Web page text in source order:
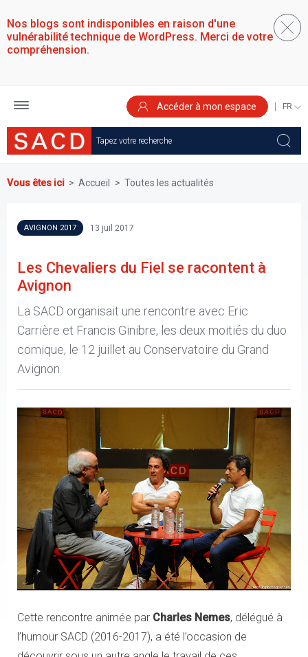
au
contenu
principal
Nos blogs sont indisponibles en raison d'une
vulnérabilité technique de WordPress. Merci de votre
compréhension.
Accéder à mon espace
YOUR
Vous êtes ici Accueil Toutes les actualités
AVIGNON 2017 13 juil 2017
Les Chevaliers du Fiel se racontent à
Avignon
La SACD organisait une rencontre avec Eric
Carrière et Francis Ginibre, les deux moitiés du duo
comique, le 12 juillet au Conservatoire du Grand
Avignon.
Cette rencontre animée par Charles Nemes, délégué à
l’humour SACD (2016-2017), a été l’occasion de